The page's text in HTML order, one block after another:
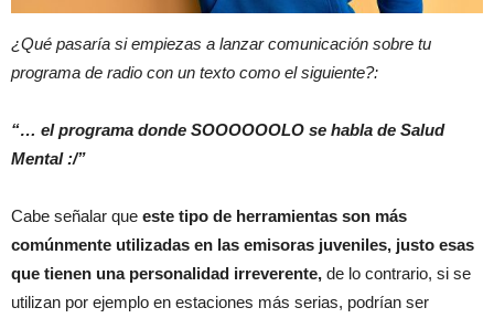
¿Qué pasaría si empiezas a lanzar comunicación sobre tu
programa de radio con un texto como el siguiente?:
“… el programa donde SOOOOOOLO se habla de Salud
Mental :/”
Cabe señalar que este tipo de herramientas son más
comúnmente utilizadas en las emisoras juveniles, justo esas
que tienen una personalidad irreverente, de lo contrario, si se
utilizan por ejemplo en estaciones más serias, podrían ser